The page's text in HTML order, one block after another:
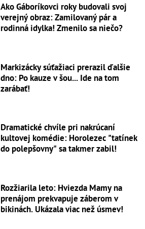
Ako Gáboríkovci roky budovali svoj
verejný obraz: Zamilovaný pár a
rodinná idylka! Zmenilo sa niečo?
Markizácky súťažiaci prerazil ďalšie
dno: Po kauze v šou... Ide na tom
zarábať!
Dramatické chvíle pri nakrúcaní
kultovej komédie: Horolezec "tatínek
do polepšovny" sa takmer zabil!
Rozžiarila leto: Hviezda Mamy na
prenájom prekvapuje záberom v
bikinách. Ukázala viac než úsmev!